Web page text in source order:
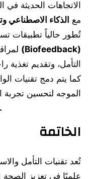
الاتجاهات الحديثة
مع الذكاء الاصطناعي
تُطور حالياً تطبيقات
(Biofeedback)
التأمل، وتقديم
كما يتم دمج تقنيات
الموجه لتحسين تجربة
الخاتمة
تُعد تقنيات التأمل
علميًا في تعزيز الصحة